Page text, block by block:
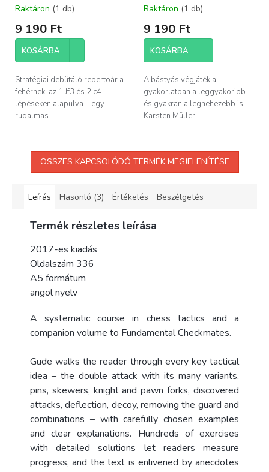
Raktáron (1 db)
9 190 Ft
KOSÁRBA
Stratégiai debütáló repertoár a
fehérnek, az 1.Jf3 és 2.c4
lépéseken alapulva – egy
rugalmas...
Raktáron (1 db)
9 190 Ft
KOSÁRBA
A bástyás végjáték a
gyakorlatban a leggyakoribb –
és gyakran a legnehezebb is.
Karsten Müller...
ÖSSZES KAPCSOLÓDÓ TERMÉK MEGJELENÍTÉSE
Leírás Hasonló (3) Értékelés Beszélgetés
Termék részletes leírása
2017-es kiadás
Oldalszám 336
A5 formátum
angol nyelv
A systematic course in chess tactics and a
companion volume to Fundamental Checkmates.
Gude walks the reader through every key tactical
idea – the double attack with its many variants,
pins, skewers, knight and pawn forks, discovered
attacks, deflection, decoy, removing the guard and
combinations – with carefully chosen examples
and clear explanations. Hundreds of exercises
with detailed solutions let readers measure
progress, and the text is enlivened by anecdotes